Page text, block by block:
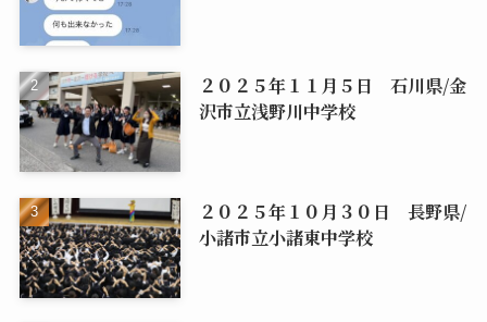
２０２５年１１月５日 石川県/金
沢市立浅野川中学校
２０２５年１０月３０日 長野県/
小諸市立小諸東中学校